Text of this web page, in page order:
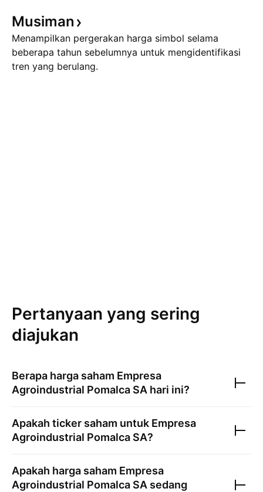
Musiman
Menampilkan pergerakan harga simbol selama
beberapa tahun sebelumnya untuk mengidentifikasi
tren yang berulang.
Pertanyaan yang sering
diajukan
Berapa harga saham Empresa
Agroindustrial Pomalca SA hari ini?
Apakah ticker saham untuk Empresa
Agroindustrial Pomalca SA?
Apakah harga saham Empresa
Agroindustrial Pomalca SA sedang